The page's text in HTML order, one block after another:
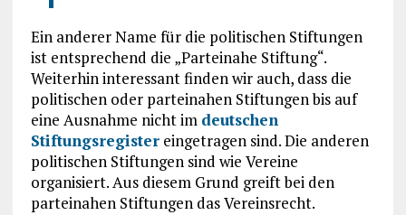
Ein anderer Name für die politischen Stiftungen
ist entsprechend die „Parteinahe Stiftung“.
Weiterhin interessant finden wir auch, dass die
politischen oder parteinahen Stiftungen bis auf
eine Ausnahme nicht im deutschen
Stiftungsregistereingetragen sind. Die anderen
politischen Stiftungen sind wie Vereine
organisiert. Aus diesem Grund greift bei den
parteinahen Stiftungen das Vereinsrecht.